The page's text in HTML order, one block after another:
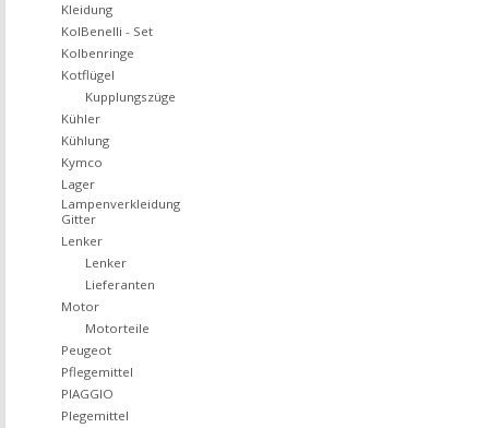
Kleidung
KolBenelli - Set
Kolbenringe
Kotflügel
Kupplungszüge
Kühler
Kühlung
Kymco
Lager
Lampenverkleidung
Gitter
Lenker
Lenker
Lieferanten
Motor
Motorteile
Peugeot
Pflegemittel
PIAGGIO
Plegemittel